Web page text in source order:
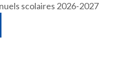
scolaires 2026-2027